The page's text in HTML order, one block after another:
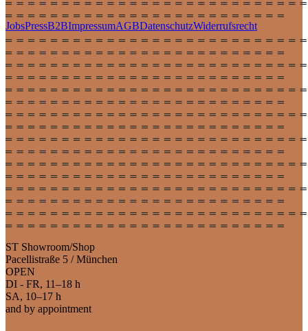
JobsPressB2BImpressumAGBDatenschutzWiderrufsrecht
ST Showroom/Shop
Pacellistraße 5 / München
OPEN
DI - FR, 11–18 h
SA, 10–17 h
and by appointment